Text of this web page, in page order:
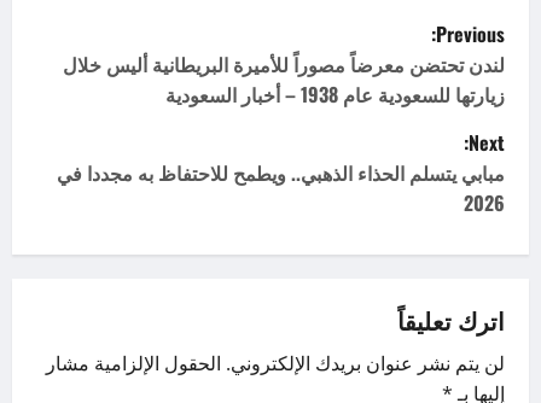
P
o
s
t
n
v
i
Previous:
لندن تحتضن معرضاً مصوراً للأميرة البريطانية أليس خلال
زيارتها للسعودية عام 1938 – أخبار السعودية
Next:
مبابي يتسلم الحذاء الذهبي.. ويطمح للاحتفاظ به مجددا في
2026
اترك تعليقاً
لن يتم نشر عنوان بريدك الإلكتروني. الحقول الإلزامية مشار
إليها بـ*